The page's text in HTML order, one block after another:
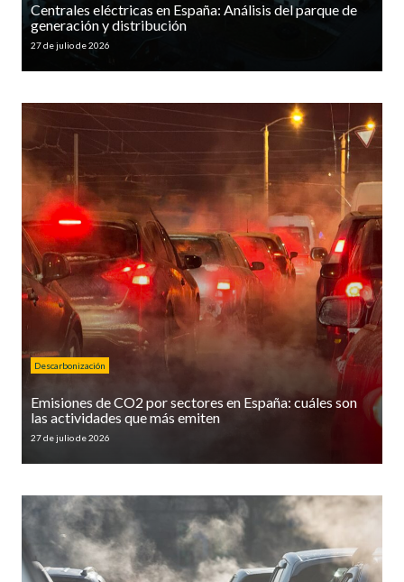
Centrales eléctricas en España: Análisis del parque de
generación y distribución
27 de julio de 2026
Descarbonización
Emisiones de CO2 por sectores en España: cuáles son
las actividades que más emiten
27 de julio de 2026